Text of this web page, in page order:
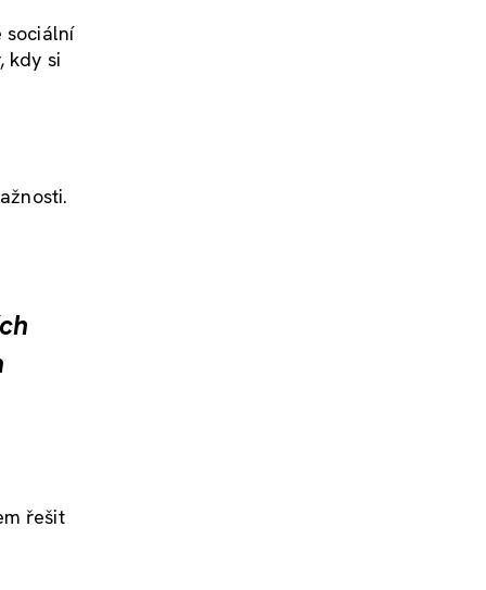
sociální
kdy si
řešit